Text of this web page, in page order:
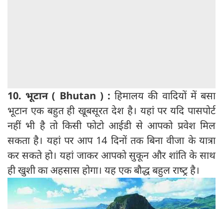
10. भूटान ( Bhutan ) : हिमालय की वादियों में बसा
भूटान एक बहुत ही खूबसूरत देश है। यहां पर यदि पासपोर्ट
नहीं भी है तो किसी फोटो आईडी से आपको प्रवेश मिल
सकता है। यहां पर आप 14 दिनों तक बिना वीजा के यात्रा
कर सकते हो। यहां जाकर आपको सुकून और शांति के साथ
ही खुशी का अहसास होगा। यह एक बौद्ध बहुल राष्‍ट्र है।